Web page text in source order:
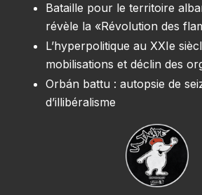
Bataille pour le territoire
révèle la «Révolution des
L’hyperpolitique au XXIe
mobilisations et déclin des
Orbán battu : autopsie de
d’illibéralisme